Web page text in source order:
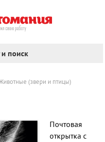
поиск
(звери и птицы)
Почтовая
открытка с